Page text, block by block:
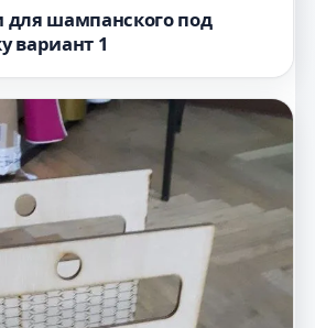
для шампанского под
вариант 1